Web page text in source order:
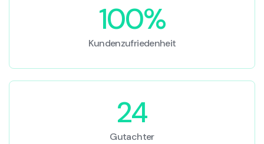
100%
Kundenzufriedenheit
24
Gutachter